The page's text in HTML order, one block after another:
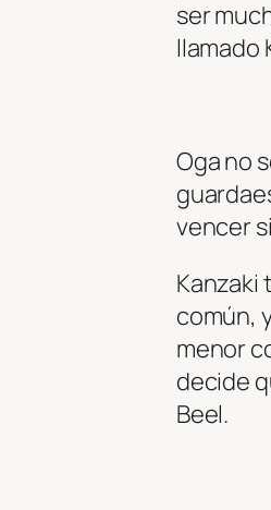
ser
llamado
Oga no
vencer
Kanzaki
común,
menor
decide
Beel.